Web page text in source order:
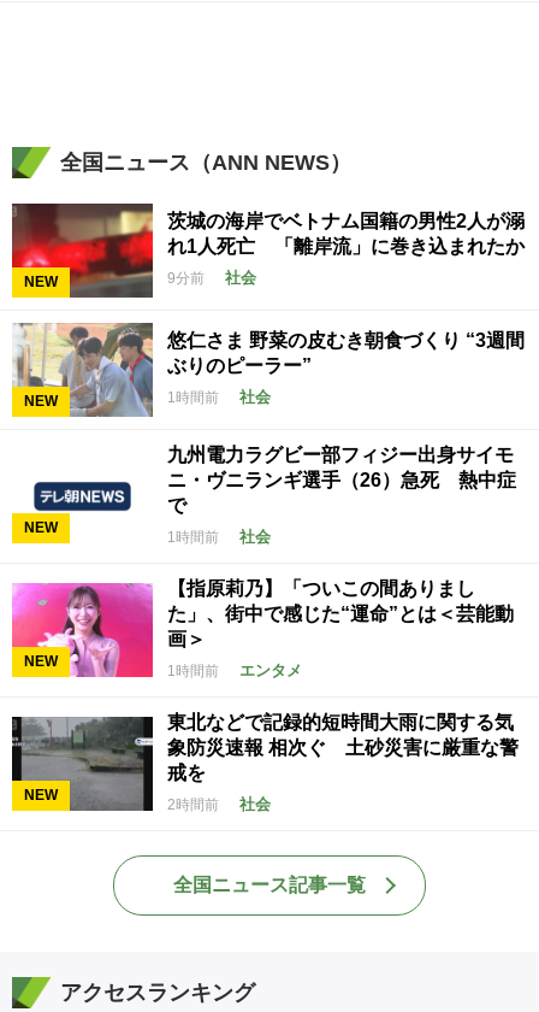
全国ニュース（ANN NEWS）
NEW
茨城の海岸でベトナム国籍の男性2人が溺
れ1人死亡 「離岸流」に巻き込まれたか
9分前 社会
NEW
悠仁さま 野菜の皮むき朝食づくり “3週間
ぶりのピーラー”
1時間前 社会
NEW
九州電力ラグビー部フィジー出身サイモ
ニ・ヴニランギ選手（26）急死 熱中症
で
1時間前 社会
NEW
【指原莉乃】「ついこの間ありまし
た」、街中で感じた“運命”とは＜芸能動
画＞
1時間前 エンタメ
NEW
東北などで記録的短時間大雨に関する気
象防災速報 相次ぐ 土砂災害に厳重な警
戒を
2時間前 社会
全国ニュース記事一覧
アクセスランキング